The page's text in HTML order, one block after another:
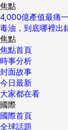
焦點
4,000億產值最痛
毒油，到底哪裡出
焦點
焦點首頁
時事分析
封面故事
今日最新
大家都在看
國際
國際首頁
全球話題